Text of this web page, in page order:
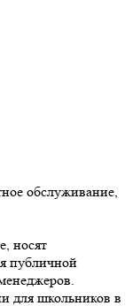
обслуживание,
носят
публичной
для школьников в